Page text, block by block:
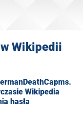
Wikipedii
Wikipedia
hasła